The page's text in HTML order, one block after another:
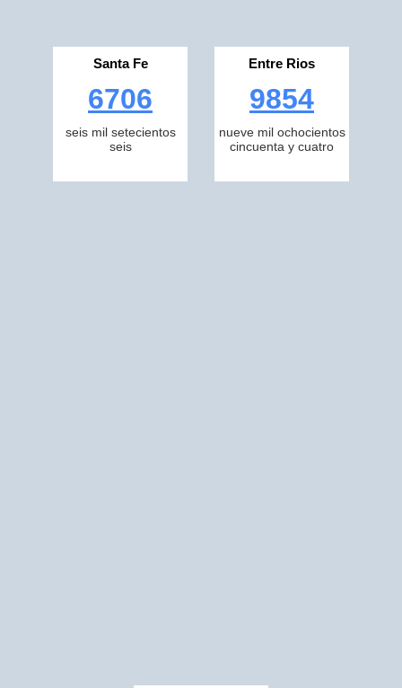
Santa Fe
6706
seis mil setecientos
seis
Entre Rios
9854
nueve mil ochocientos
cincuenta y cuatro